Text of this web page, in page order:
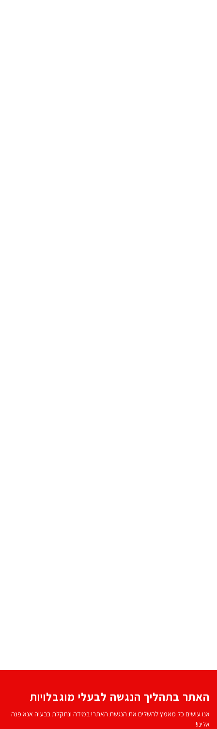
האתר בתהליך הנגשה לבעלי מוגבלויות
אנו עושים כל מאמץ להשלים את הנגשת האתר! במידה ונתקלת בבעיה אנא פנה
אלינו!